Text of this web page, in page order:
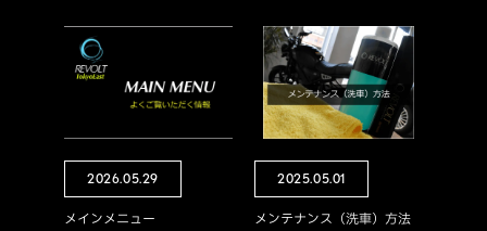
2026.05.29
メインメニュー
2025.05.01
メンテナンス（洗車）方法